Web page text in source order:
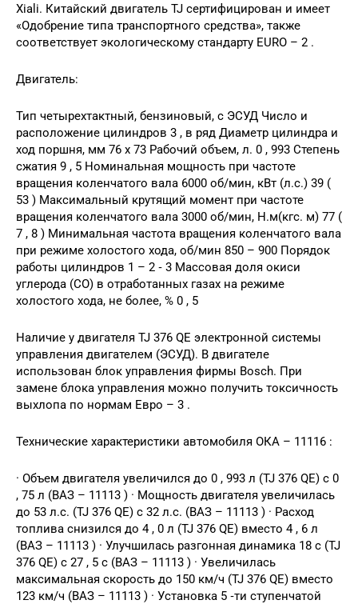
Xiali. Китайский двигатель TJ сертифицирован и имеет
«Одобрение типа транспортного средства», также
соответствует экологическому стандарту EURO – 2 .
Двигатель:
Тип четырехтактный, бензиновый, c ЭСУД Число и
расположение цилиндров 3 , в ряд Диаметр цилиндра и
ход поршня, мм 76 x 73 Рабочий объем, л. 0 , 993 Степень
сжатия 9 , 5 Номинальная мощность при частоте
вращения коленчатого вала 6000 об/мин, кВт (л.с.) 39 (
53 ) Максимальный крутящий момент при частоте
вращения коленчатого вала 3000 об/мин, Н.м(кгс. м) 77 (
7 , 8 ) Минимальная частота вращения коленчатого вала
при режиме холостого хода, об/мин 850 – 900 Порядок
работы цилиндров 1 – 2 ‑ 3 Массовая доля окиси
углерода (СО) в отработанных газах на режиме
холостого хода, не более, % 0 , 5
Наличие у двигателя TJ 376 QE электронной системы
управления двигателем (ЭСУД). В двигателе
использован блок управления фирмы Bosch. При
замене блока управления можно получить токсичность
выхлопа по нормам Евро – 3 .
Технические характеристики автомобиля ОКА – 11116 :
· Объем двигателя увеличился до 0 , 993 л (TJ 376 QE) с 0
, 75 л (ВАЗ – 11113 ) · Мощность двигателя увеличилась
до 53 л.с. (TJ 376 QE) с 32 л.с. (ВАЗ – 11113 ) · Расход
топлива снизился до 4 , 0 л (TJ 376 QE) вместо 4 , 6 л
(ВАЗ – 11113 ) · Улучшилась разгонная динамика 18 с (TJ
376 QE) с 27 , 5 с (ВАЗ – 11113 ) · Увеличилась
максимальная скорость до 150 км/ч (TJ 376 QE) вместо
123 км/ч (ВАЗ – 11113 ) · Установка 5 ‑ти ступенчатой